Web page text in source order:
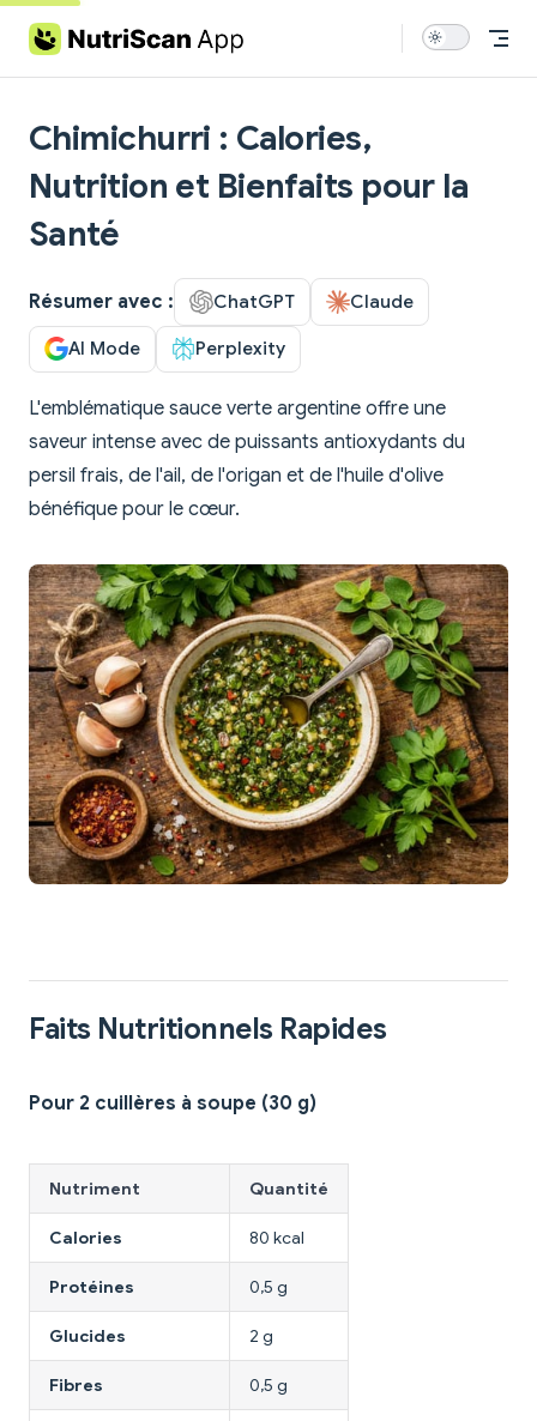
Skip to content
Chimichurri : Calories,
Nutrition et Bienfaits pour la
Santé
Résumer avec : ChatGPT Claude
AI Mode Perplexity
L'emblématique sauce verte argentine offre une
saveur intense avec de puissants antioxydants du
persil frais, de l'ail, de l'origan et de l'huile d'olive
bénéfique pour le cœur.
Faits Nutritionnels Rapides
Pour 2 cuillères à soupe (30 g)
Nutriment Quantité
Calories 80 kcal
Protéines 0,5 g
Glucides 2 g
Fibres 0,5 g